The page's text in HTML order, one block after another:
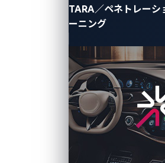
TARA／ペネトレーシ
ーニング
が火花放電送信機の実験を通じて
しました。UWB技術は20世紀中
どに応用されてきました。この豊
のセキュリティに変革をもたらす
道を開きました。
2部構成のブログシリーズの第2回
錠システムへの統合、その利点、
そしてセキュリティ上の課題をど